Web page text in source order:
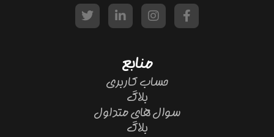
منابع
حساب کاربری
بلاگ
سوال های متداول
بلاگ